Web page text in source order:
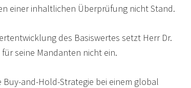
einer inhaltlichen Überprüfung nicht Stand.
des Basiswertes setzt Herr Dr.
seine Mandanten nicht ein.
Buy-and-Hold-Strategie bei einem global